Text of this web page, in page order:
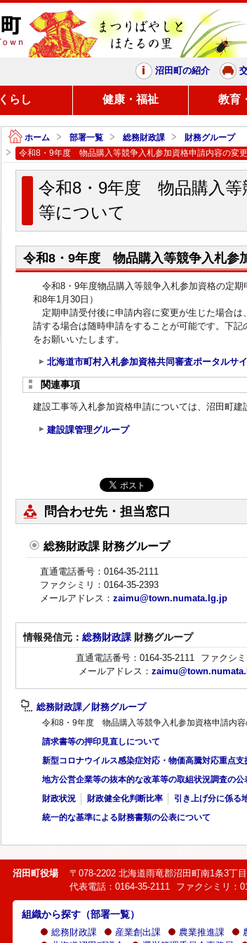
まつりばやしと、ほたるの里
沼田町の紹介
くらし 健康・福祉 教育
ホーム 部署一覧 総務財政課
財務グループ
令和8・9年度 物品購入等競争入札参加資格申請内容の変
令和8・9年度 物品購入等
等について
令和8・9年度 物品購入等競争入札参
令和8・9年度物品購入等競争入札参加資格の定
和8年1月30日）
定期申請受付後に申請内容に変更が生じた場合は
請する場合は随時申請をすることが可能です。下
をお願いいたします。
北海道市町村入札参加資格共同審査ポータルサ
関連事項
建設工事等入札参加資格申請については、沼田町建
建設課管理グループ
問合わせ先・担当窓口
総務財政課 財務グループ
直通電話番号：0164-35-2111
ファクシミリ：0164-35-2393
メールアドレス： zaimu@town.numata.lg.jp
情報発信元： 総務財政課 財務グループ
直通電話番号：0164-35-2111
ファクシ
メールアドレス：
総務財政課／財務グループ
令和8・9年度 物品購入等競争入札参加資格申請内容
請求書等の押印見直しについて
新型コロナウイルス感染症対応・物価高騰対応重点
地方公営企業等の抜本的な改革等の取組状況調査の公
財政状況 財政健全化判断比率 引き上げ分に係る
統一的な基準による財務書類の公表について
沼田町役場
〒078-2202 北海道雨竜郡沼田町南1条3丁
代表電話：0164-35-2111
ファクシミリ：
組織から探す（部署一覧）
総務財政課 産業創出課 農業推進課